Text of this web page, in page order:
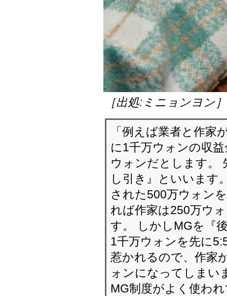
［出処:ミニョンヨン］
「例えば業者と作家
に1千万ウォンの収
ウォンだとします。
し引き』といいます
された500万ウォン
れば作家は250万ウ
す。 しかしMGを『
1千万ウォンを先に
惹かれるので、作家
ォンになってしまい
MG制度がよく使わ